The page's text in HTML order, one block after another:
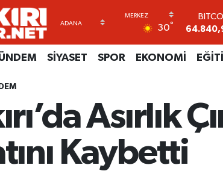
30°
SİYASET SPOR EKONOMİ
Asırlık
Kaybetti
Fikstür